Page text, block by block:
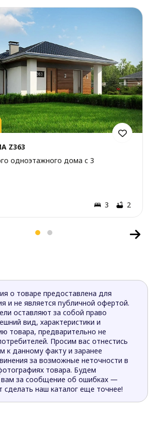
Z363
одноэтажного дома с 3
3 2
о товаре предоставлена для
и не является публичной офертой.
оставляют за собой право
вид, характеристики и
товара, предварительно не
Просим вас отнестись
к данному факту и заранее
за возможные неточности в
товара. Будем
за сообщение об ошибках —
сделать наш каталог еще точнее!